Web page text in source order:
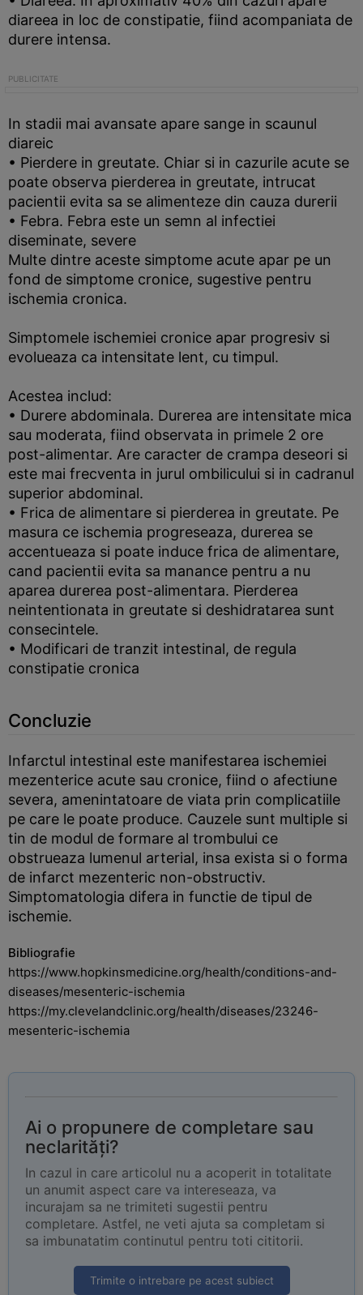
diareea in loc de constipatie, fiind acompaniata de
durere intensa.
In stadii mai avansate apare sange in scaunul
diareic
• Pierdere in greutate. Chiar si in cazurile acute se
poate observa pierderea in greutate, intrucat
pacientii evita sa se alimenteze din cauza durerii
• Febra. Febra este un semn al infectiei
diseminate, severe
Multe dintre aceste simptome acute apar pe un
fond de simptome cronice, sugestive pentru
ischemia cronica.
Simptomele ischemiei cronice apar progresiv si
evolueaza ca intensitate lent, cu timpul.
Acestea includ:
• Durere abdominala. Durerea are intensitate mica
sau moderata, fiind observata in primele 2 ore
post-alimentar. Are caracter de crampa deseori si
este mai frecventa in jurul ombilicului si in cadranul
superior abdominal.
• Frica de alimentare si pierderea in greutate. Pe
masura ce ischemia progreseaza, durerea se
accentueaza si poate induce frica de alimentare,
cand pacientii evita sa manance pentru a nu
aparea durerea post-alimentara. Pierderea
neintentionata in greutate si deshidratarea sunt
consecintele.
• Modificari de tranzit intestinal, de regula
constipatie cronica
Concluzie
Infarctul intestinal este manifestarea ischemiei
mezenterice acute sau cronice, fiind o afectiune
severa, amenintatoare de viata prin complicatiile
pe care le poate produce. Cauzele sunt multiple si
tin de modul de formare al trombului ce
obstrueaza lumenul arterial, insa exista si o forma
de infarct mezenteric non-obstructiv.
Simptomatologia difera in functie de tipul de
ischemie.
Bibliografie
https://www.hopkinsmedicine.org/health/conditions-and-
diseases/mesenteric-ischemia
https://my.clevelandclinic.org/health/diseases/23246-
mesenteric-ischemia
Ai o propunere de completare sau
neclarități?
In cazul in care articolul nu a acoperit in totalitate
un anumit aspect care va intereseaza, va
incurajam sa ne trimiteti sugestii pentru
completare. Astfel, ne veti ajuta sa completam si
sa imbunatatim continutul pentru toti cititorii.
Trimite o intrebare pe acest subiect